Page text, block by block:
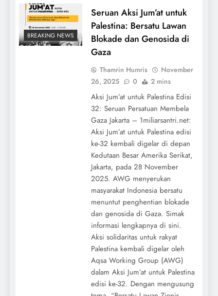
BREAKING NEWS
Seruan Aksi Jum’at untuk
Palestina: Bersatu Lawan
Blokade dan Genosida di
Gaza
Thamrin Humris
November
26, 2025
0 2 mins
Aksi Jum’at untuk Palestina Edisi
32: Seruan Persatuan Membela
Gaza Jakarta – 1miliarsantri.net:
Aksi Jum’at untuk Palestina edisi
ke-32 kembali digelar di depan
Kedutaan Besar Amerika Serikat,
Jakarta, pada 28 November
2025. AWG menyerukan
masyarakat Indonesia bersatu
menuntut penghentian blokade
dan genosida di Gaza. Simak
informasi lengkapnya di sini.
Aksi solidaritas untuk rakyat
Palestina kembali digelar oleh
Aqsa Working Group (AWG)
dalam Aksi Jum’at untuk Palestina
edisi ke-32. Dengan mengusung